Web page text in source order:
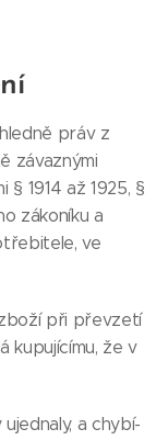
práv z
závaznými
1914 až 1925, §
zákoníku a
ve
při převzetí
kupujícímu, že v
a chybí-